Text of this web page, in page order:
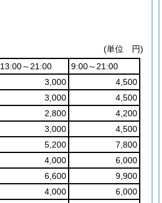
(単位 円)
13:00～21:00
9:00～21:00
3,000
4,500
3,000
4,500
2,800
4,200
3,000
4,500
5,200
7,800
4,000
6,000
6,600
9,900
4,000
6,000